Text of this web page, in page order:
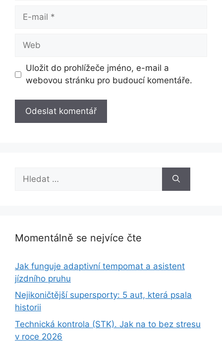
Web
Uložit do prohlížeče jméno, e-mail a
webovou stránku pro budoucí komentáře.
Momentálně se nejvíce čte
Jak funguje adaptivní tempomat a asistent
jízdního pruhu
Nejikoničtější supersporty: 5 aut, která psala
historii
Technická kontrola (STK). Jak na to bez stresu
v roce 2026